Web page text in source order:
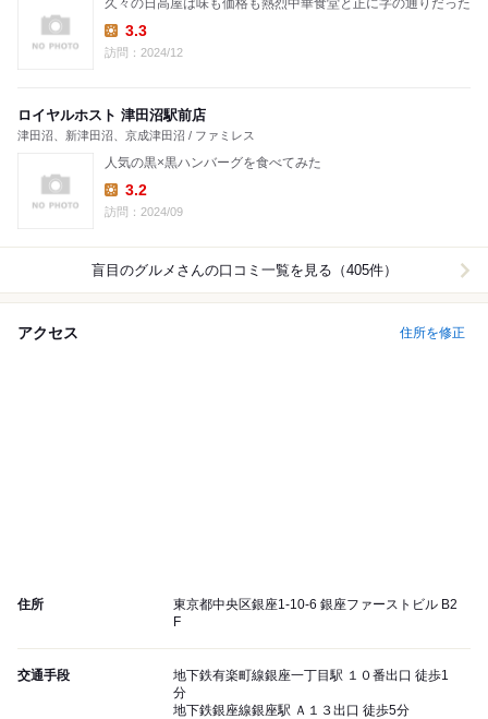
久々の日高屋は味も価格も熱烈中華食堂と正に字の通りだった
Lunch:
3.3
訪問：2024/12
ロイヤルホスト 津田沼駅前店
津田沼、新津田沼、京成津田沼 / ファミレス
人気の黒×黒ハンバーグを食べてみた
Lunch:
3.2
訪問：2024/09
盲目のグルメ さんの口コミ一覧を見る（405件）
アクセス 住所を修正
住所
東京都中央区銀座1-10-6 銀座ファーストビル B2
F
交通手段
地下鉄有楽町線銀座一丁目駅 １０番出口 徒歩1
分
地下鉄銀座線銀座駅 Ａ１３出口 徒歩5分